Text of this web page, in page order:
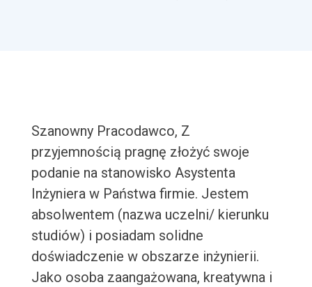
Szanowny Pracodawco, Z
przyjemnością pragnę złożyć swoje
podanie na stanowisko Asystenta
Inżyniera w Państwa firmie. Jestem
absolwentem (nazwa uczelni/ kierunku
studiów) i posiadam solidne
doświadczenie w obszarze inżynierii.
Jako osoba zaangażowana, kreatywna i